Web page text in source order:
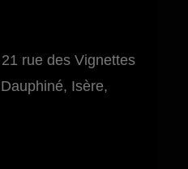
rue des Vignettes
Isère,